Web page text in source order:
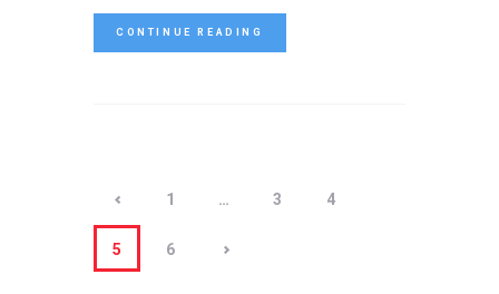
CONTINUE READING
1 … 3 4
5 6
>